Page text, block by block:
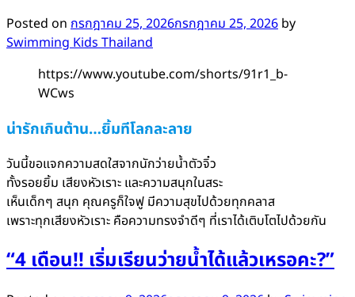
Posted on กรกฎาคม 25, 2026กรกฎาคม 25, 2026 by
Swimming Kids Thailand
https://www.youtube.com/shorts/91r1_b-
WCws
น่ารักเกินต้าน…ยิ้มทีโลกละลาย
วันนี้ขอแจกความสดใสจากนักว่ายน้ำตัวจิ๋ว
ทั้งรอยยิ้ม เสียงหัวเราะ และความสนุกในสระ
เห็นเด็กๆ สนุก คุณครูก็ใจฟู มีความสุขไปด้วยทุกคลาส
เพราะทุกเสียงหัวเราะ คือความทรงจำดีๆ ที่เราได้เติบโตไปด้วยกัน
“4 เดือน!! เริ่มเรียนว่ายน้ำได้แล้วเหรอคะ?”